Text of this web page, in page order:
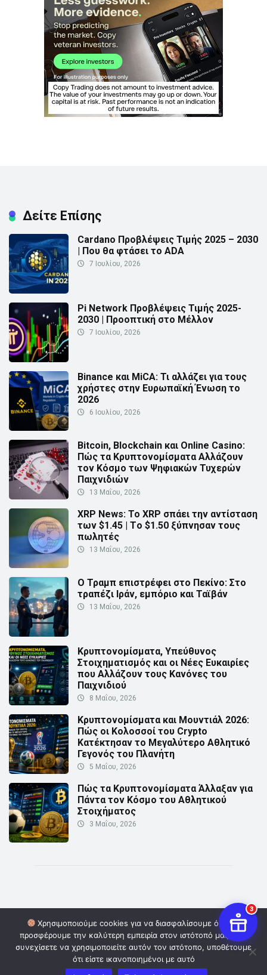
3
Δείτε Επίσης
Cardano Προβλέψεις Τιμής 2025 – 2030
| Που θα φτάσει το ADA
7 Ιουλίου, 2026
Pi Network Προβλέψεις Τιμής 2025-
2030 | Προοπτική στο Μέλλον
7 Ιουλίου, 2026
Binance και MiCA: Τι αλλάζει για τους
χρήστες στην Ευρωπαϊκή Ένωση το
2026
6 Ιουλίου, 2026
Bitcoin, Blockchain και Online Casino:
Πώς τα Κρυπτονομίσματα Αλλάζουν
τον Κόσμο των Ψηφιακών Τυχερών
Παιχνιδιών
13 Μαΐου, 2026
XRP News: Το XRP σπάει την αντίσταση
των $1.45 | Τo $1.50 ξύπνησαν τους
πωλητές
13 Μαΐου, 2026
Ο Τραμπ επιστρέφει στο Πεκίνο: Στο
τραπέζι Ιράν, εμπόριο και Ταϊβάν
13 Μαΐου, 2026
Κρυπτονομίσματα, Υπεύθυνος
Στοιχηματισμός και οι Νέες Ευκαιρίες
που Αλλάζουν τους Κανόνες του
Παιχνιδιού
8 Μαΐου, 2026
Κρυπτονομίσματα και Μουντιάλ 2026:
Πώς οι Κολοσσοί του Crypto
Κατέκτησαν το Μεγαλύτερο Αθλητικό
Γεγονός του Πλανήτη
5 Μαΐου, 2026
Πώς τα Κρυπτονομίσματα Άλλαξαν για
Πάντα τον Κόσμο του Αθλητικού
Στοιχήματος
3 Μαΐου, 2026
© Copyright 2026 | Powered by Digital Οwners
| Επικοινωνία:
info@cryptoinformer.gr
Πολιτική Απορρήτου Όροι και Προϋποθέσεις
Χρησιμοποιούμε cookies για να διασφαλίσουμε ότι σας
προσφέρουμε την καλύτερη εμπειρία στον ιστότοπό μας. Εάν
συνεχίσετε να χρησιμοποιείτε αυτόν τον ιστότοπο, υποθέτουμε
ότι είστε ικανοποιημένοι με αυτό